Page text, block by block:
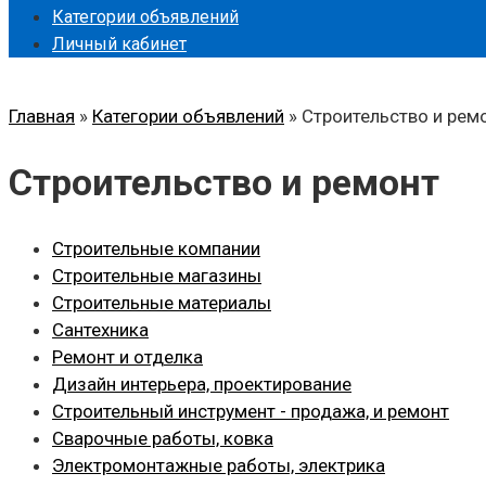
Категории объявлений
Личный кабинет
Главная » Категории объявлений » Строительство и
Строительство и ремонт
Строительные компании
Строительные магазины
Строительные материалы
Сантехника
Ремонт и отделка
Дизайн интерьера, проектирование
Строительный инструмент - продажа, и ремонт
Сварочные работы, ковка
Электромонтажные работы, электрика